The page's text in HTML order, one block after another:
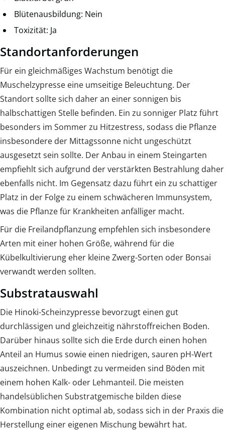
Blütenausbildung: Nein
Toxizität: Ja
Standortanforderungen
Für ein gleichmäßiges Wachstum benötigt die
Muschelzypresse eine umseitige Beleuchtung. Der
Standort sollte sich daher an einer sonnigen bis
halbschattigen Stelle befinden. Ein zu sonniger Platz führt
besonders im Sommer zu Hitzestress, sodass die Pflanze
insbesondere der Mittagssonne nicht ungeschützt
ausgesetzt sein sollte. Der Anbau in einem Steingarten
empfiehlt sich aufgrund der verstärkten Bestrahlung daher
ebenfalls nicht. Im Gegensatz dazu führt ein zu schattiger
Platz in der Folge zu einem schwächeren Immunsystem,
was die Pflanze für Krankheiten anfälliger macht.
Für die Freilandpflanzung empfehlen sich insbesondere
Arten mit einer hohen Größe, während für die
Kübelkultivierung eher kleine Zwerg-Sorten oder Bonsai
verwandt werden sollten.
Substratauswahl
Die Hinoki-Scheinzypresse bevorzugt einen gut
durchlässigen und gleichzeitig nährstoffreichen Boden.
Darüber hinaus sollte sich die Erde durch einen hohen
Anteil an Humus sowie einen niedrigen, sauren pH-Wert
auszeichnen. Unbedingt zu vermeiden sind Böden mit
einem hohen Kalk- oder Lehmanteil. Die meisten
handelsüblichen Substratgemische bilden diese
Kombination nicht optimal ab, sodass sich in der Praxis die
Herstellung einer eigenen Mischung bewährt hat.